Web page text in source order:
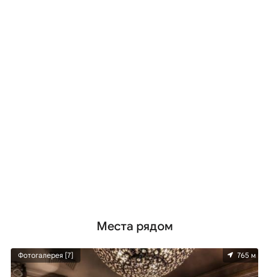
Места рядом
Фотогалерея [7] 765 м